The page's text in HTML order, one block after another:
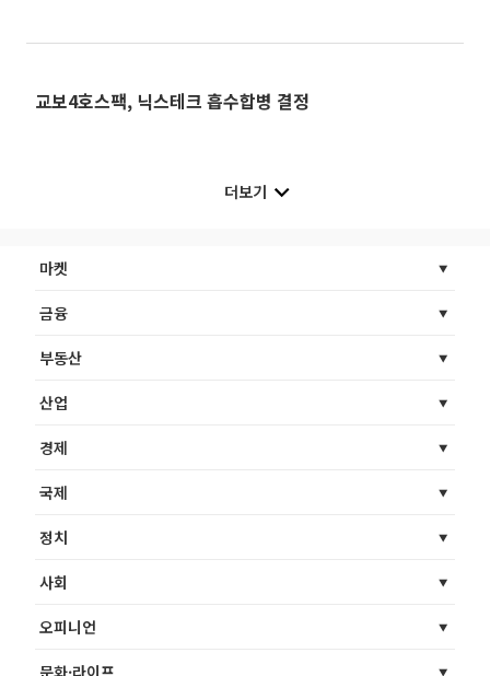
교보4호스팩, 닉스테크 흡수합병 결정
더보기
마켓
금융
부동산
산업
경제
국제
정치
사회
오피니언
문화·라이프